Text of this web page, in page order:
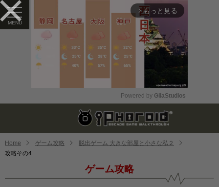
arrow_forward_ios もっと見る
Mute
Powered by GliaStudios
Home ゲーム攻略
脱出ゲーム 大きな部屋と小さな私２
攻略その4
ゲーム攻略